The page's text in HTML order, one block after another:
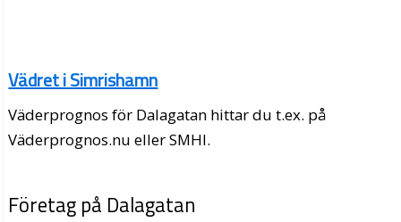
Vädret i Simrishamn
Väderprognos för Dalagatan hittar du t.ex. på
Väderprognos.nu eller SMHI.
Företag på Dalagatan